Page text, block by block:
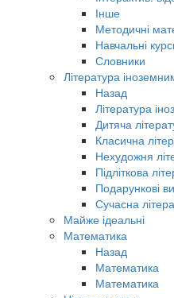
Інше
Методичні
Навчальні
Словники
Література
Назад
Література
Дитяча
Класична
Нехудожня
Підліткова
Подарункові
Сучасна
Майже ідеальні
Математика
Назад
Математика
Математика